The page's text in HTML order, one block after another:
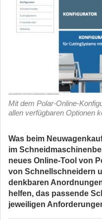
Mit dem Polar-Online-
allen verfügbaren Optionen
Was beim
im
neues Online-Tool von
von Schnellschneidern
denkbaren
helfen, das passende
jeweiligen